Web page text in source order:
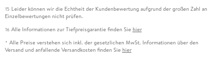
15 Leider können wir die Echtheit der Kundenbewertung aufgrund der großen Zahl an
Einzelbewertungen nicht prüfen.
16 Alle Informationen zur Tiefpreisgarantie finden Sie hier
* Alle Preise verstehen sich inkl. der gesetzlichen MwSt. Informationen über den
Versand und anfallende Versandkosten finden Sie hier